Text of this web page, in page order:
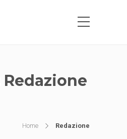
Redazione
Home Redazione